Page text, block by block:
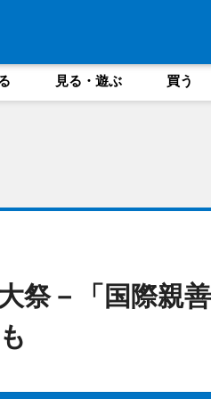
見る・遊ぶ 買う
祭－「国際親